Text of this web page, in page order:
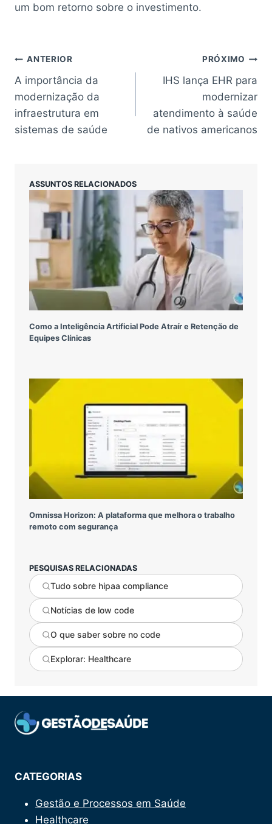
um bom retorno sobre o investimento.
Navegação
de
Post
ANTERIOR
A importância da
modernização da
infraestrutura em
sistemas de saúde
PRÓXIMO
IHS lança EHR para
modernizar
atendimento à saúde
de nativos americanos
ASSUNTOS RELACIONADOS
Como a Inteligência Artificial Pode Atraír e Retenção de
Equipes Clínicas
Omnissa Horizon: A plataforma que melhora o trabalho
remoto com segurança
PESQUISAS RELACIONADAS
Tudo sobre hipaa compliance
Notícias de low code
O que saber sobre no code
Explorar: Healthcare
CATEGORIAS
Gestão e Processos em Saúde
Healthcare